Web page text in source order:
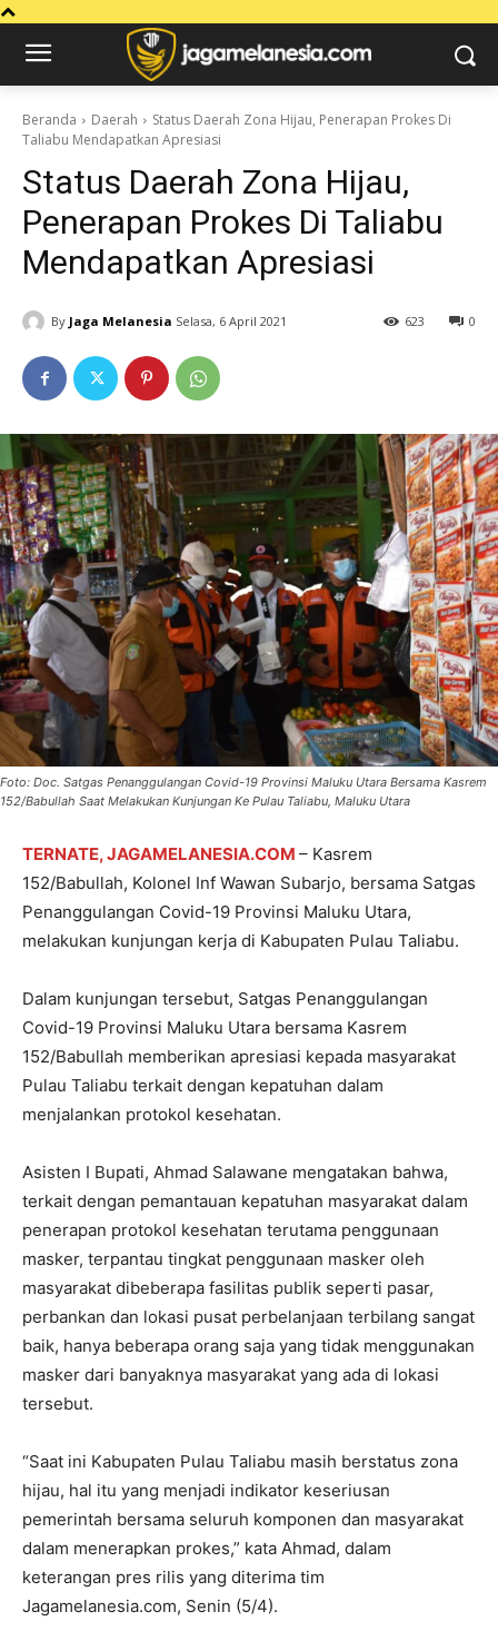
Beranda Daerah
Status Daerah Zona Hijau, Penerapan Prokes Di
Taliabu Mendapatkan Apresiasi
Status Daerah Zona Hijau,
Penerapan Prokes Di Taliabu
Mendapatkan Apresiasi
By Jaga Melanesia Selasa, 6 April 2021 0
623
Foto: Doc. Satgas Penanggulangan Covid-19 Provinsi Maluku Utara Bersama Kasrem
152/Babullah Saat Melakukan Kunjungan Ke Pulau Taliabu, Maluku Utara
TERNATE, JAGAMELANESIA.COM – Kasrem
152/Babullah, Kolonel Inf Wawan Subarjo, bersama Satgas
Penanggulangan Covid-19 Provinsi Maluku Utara,
melakukan kunjungan kerja di Kabupaten Pulau Taliabu.
Dalam kunjungan tersebut, Satgas Penanggulangan
Covid-19 Provinsi Maluku Utara bersama Kasrem
152/Babullah memberikan apresiasi kepada masyarakat
Pulau Taliabu terkait dengan kepatuhan dalam
menjalankan protokol kesehatan.
Asisten I Bupati, Ahmad Salawane mengatakan bahwa,
terkait dengan pemantauan kepatuhan masyarakat dalam
penerapan protokol kesehatan terutama penggunaan
masker, terpantau tingkat penggunaan masker oleh
masyarakat dibeberapa fasilitas publik seperti pasar,
perbankan dan lokasi pusat perbelanjaan terbilang sangat
baik, hanya beberapa orang saja yang tidak menggunakan
masker dari banyaknya masyarakat yang ada di lokasi
tersebut.
“Saat ini Kabupaten Pulau Taliabu masih berstatus zona
hijau, hal itu yang menjadi indikator keseriusan
pemerintah bersama seluruh komponen dan masyarakat
dalam menerapkan prokes,” kata Ahmad, dalam
keterangan pres rilis yang diterima tim
Jagamelanesia.com, Senin (5/4).